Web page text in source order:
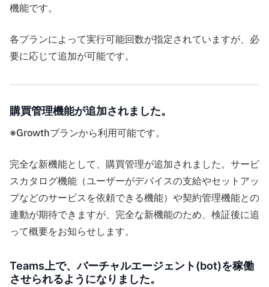
機能です。
各プランによって実行可能回数が指定されていますが、必
要に応じて追加が可能です。
購買管理機能が追加されました。
※Growthプランから利用可能です。
完全な新機能として、購買管理が追加されました。サービ
スカタログ機能（ユーザーがデバイスの支給やセットアッ
プなどのサービスを依頼できる機能）や契約管理機能との
連動が期待できますが、完全な新機能のため、検証後に追
って概要をお知らせします。
Teams上で、バーチャルエージェント(bot)を稼働
させられるようになりました。